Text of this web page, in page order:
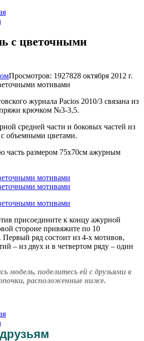
с цветочными
Просмотров: 1927828 октября 2012 г.
журнала Pacios 2010/3 связана из
крючком №3-3,5.
средней части и боковых частей из
объемными цветами.
часть размером 75х70см ажурным
присоедините к концу ажурной
стороне привяжите по 10
ряд состоит из 4-х мотивов,
– из двух и в четвертом ряду – один
модель, поделитесь ей с друзьями в
расположенные ниже.